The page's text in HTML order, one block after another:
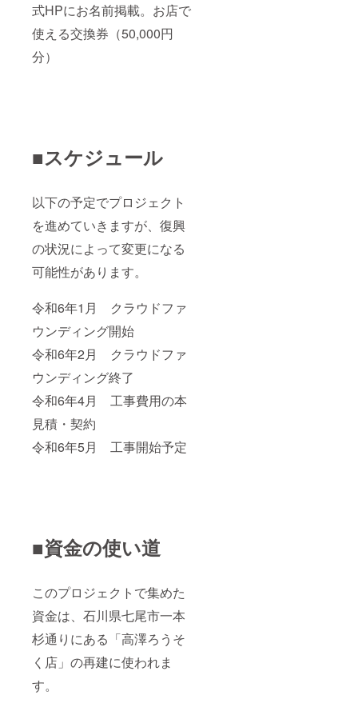
式HPにお名前掲載。お店で
使える交換券（50,000円
分）
■スケジュール
以下の予定でプロジェクト
を進めていきますが、復興
の状況によって変更になる
可能性があります。
令和6年1月 クラウドファ
ウンディング開始
令和6年2月 クラウドファ
ウンディング終了
令和6年4月 工事費用の本
見積・契約
令和6年5月 工事開始予定
■資金の使い道
このプロジェクトで集めた
資金は、石川県七尾市一本
杉通りにある「高澤ろうそ
く店」の再建に使われま
す。